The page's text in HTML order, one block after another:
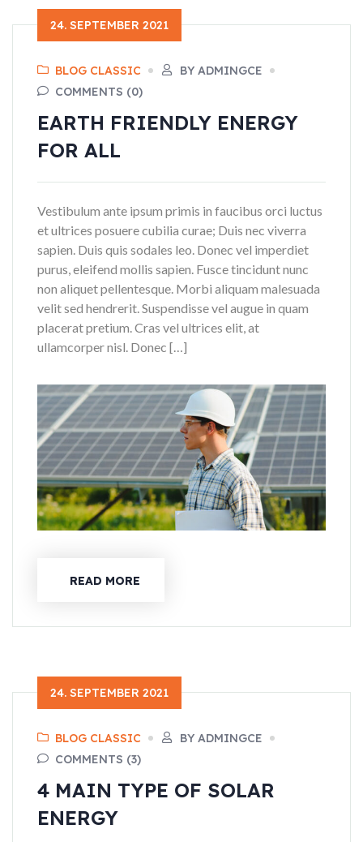
24. SEPTEMBER 2021
BLOG CLASSIC
BY ADMINGCE
COMMENTS (0)
EARTH FRIENDLY ENERGY
FOR ALL
Vestibulum ante ipsum primis in faucibus orci luctus
et ultrices posuere cubilia curae; Duis nec viverra
sapien. Duis quis sodales leo. Donec vel imperdiet
purus, eleifend mollis sapien. Fusce tincidunt nunc
non aliquet pellentesque. Morbi aliquam malesuada
velit sed hendrerit. Suspendisse vel augue in quam
placerat pretium. Cras vel ultrices elit, at
ullamcorper nisl. Donec […]
READ MORE
24. SEPTEMBER 2021
BLOG CLASSIC
BY ADMINGCE
COMMENTS (3)
4 MAIN TYPE OF SOLAR
ENERGY